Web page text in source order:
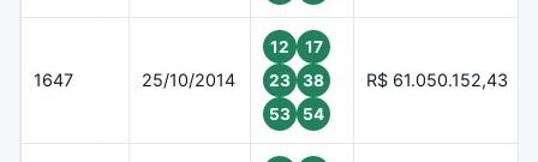
1647 25/10/2014
12
17
23
38
53
54
R$ 61.050.152,43